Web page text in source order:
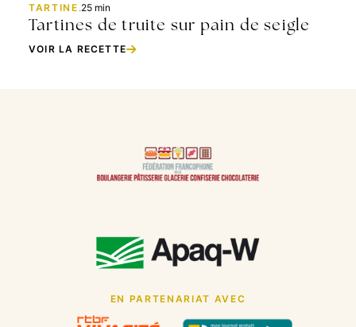
TARTINE .25 min
Tartines de truite sur pain de seigle
VOIR LA RECETTE
EN PARTENARIAT AVEC